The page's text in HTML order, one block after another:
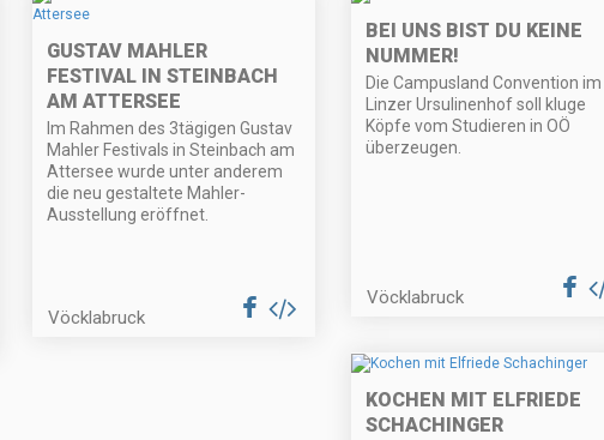
GUSTAV MAHLER
FESTIVAL IN STEINBACH
AM ATTERSEE
Im Rahmen des 3tägigen Gustav
Mahler Festivals in Steinbach am
Attersee wurde unter anderem
die neu gestaltete Mahler-
Ausstellung eröffnet.
Vöcklabruck
BEI UNS BIST DU KEINE
NUMMER!
Die Campusland Convention im
Linzer Ursulinenhof soll kluge
Köpfe vom Studieren in OÖ
überzeugen.
Vöcklabruck
KOCHEN MIT ELFRIEDE
SCHACHINGER